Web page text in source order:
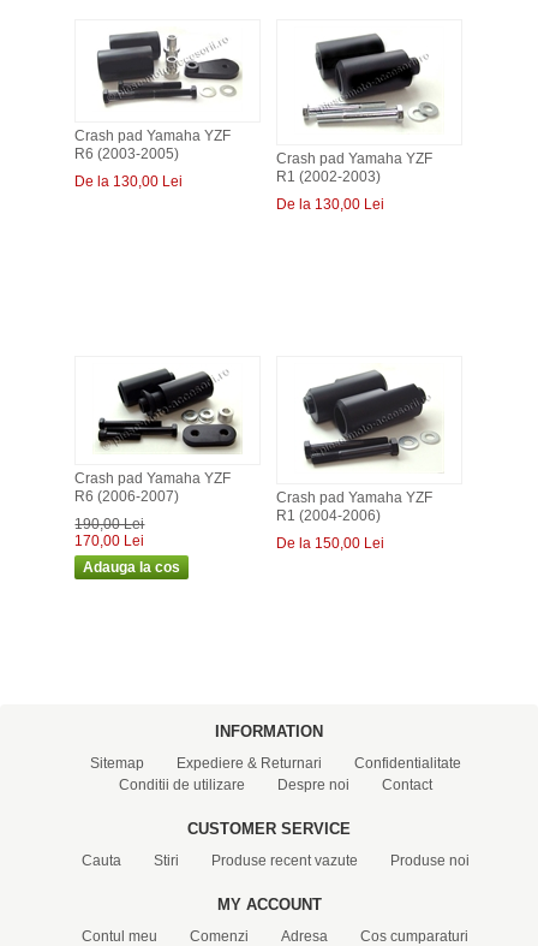
Crash pad Yamaha YZF
R6 (2003-2005)
De la 130,00 Lei
Crash pad Yamaha YZF
R1 (2002-2003)
De la 130,00 Lei
Crash pad Yamaha YZF
R6 (2006-2007)
190,00 Lei
170,00 Lei
Crash pad Yamaha YZF
R1 (2004-2006)
De la 150,00 Lei
INFORMATION
Sitemap Expediere & Returnari
Confidentialitate
Conditii de utilizare
Despre noi Contact
CUSTOMER SERVICE
Cauta Stiri Produse recent vazute Produse noi
MY ACCOUNT
Contul meu Comenzi Adresa Cos cumparaturi